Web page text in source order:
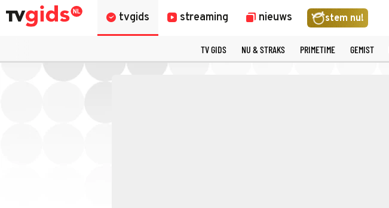
tvgids streaming nieuws stem nu!
TV GIDS NU & STRAKS PRIMETIME GEMIST